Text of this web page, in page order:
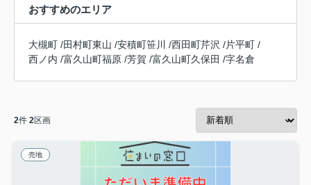
おすすめのエリア
大槻町 /田村町東山 /安積町笹川 /西田町芹沢 /片平町 /
西ノ内 /富久山町福原 /芳賀 /富久山町久保田 /字名倉
2件 2区画
売地